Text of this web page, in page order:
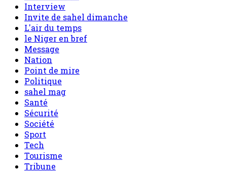
Interview
Invite de sahel dimanche
L'air du temps
le Niger en bref
Message
Nation
Point de mire
Politique
sahel mag
Santé
Sécurité
Société
Sport
Tech
Tourisme
Tribune